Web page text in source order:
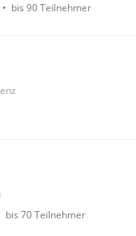
bis 90 Teilnehmer
bis 70 Teilnehmer